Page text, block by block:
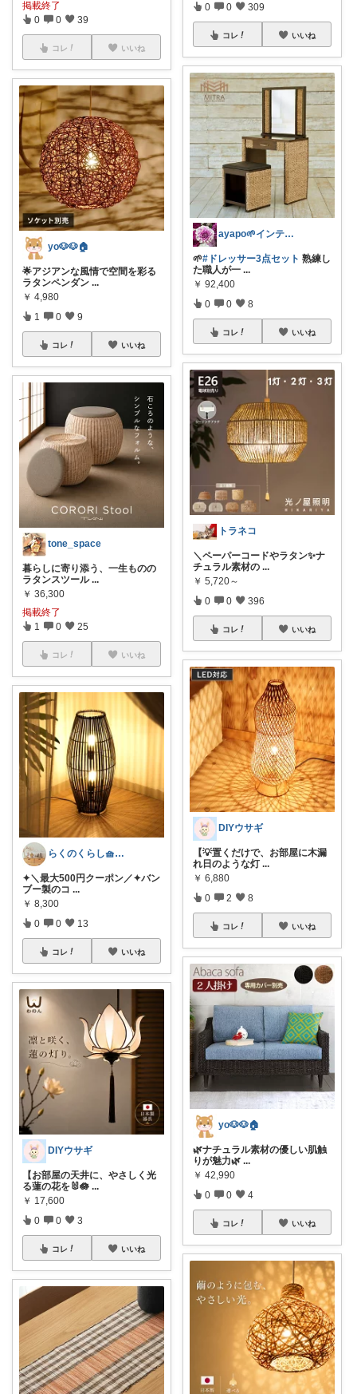
掲載終了
0 0 39
コレ いいね
yo🐶🐶🏠
🌟アジアンな風情で空間を彩る
ラタンペンダン ...
￥ 4,980
1 0 9
コレ いいね
tone_space
暮らしに寄り添う、一生ものの
ラタンスツール ...
￥ 36,300
掲載終了
1 0 25
コレ いいね
らくのくらし🧺手しごとで暮らしを整える
✦＼最大500円クーポン／✦バン
ブー製のコ ...
￥ 8,300
0 0 13
コレ いいね
DIYウサギ
【お部屋の天井に、やさしく光
る蓮の花を🐰🪷 ...
￥ 17,600
0 0 3
コレ いいね
0 0 309
コレ いいね
ayapo🌱インテリア&雑貨
🌱#ドレッサー3点セット 熟練し
た職人が一 ...
￥ 92,400
0 0 8
コレ いいね
トラネコ
＼ペーパーコードやラタン✨ナ
チュラル素材の ...
￥ 5,720～
0 0 396
コレ いいね
DIYウサギ
【💡置くだけで、お部屋に木漏
れ日のような灯 ...
￥ 6,880
0 2 8
コレ いいね
yo🐶🐶🏠
🌿ナチュラル素材の優しい肌触
りが魅力🌿 ...
￥ 42,990
0 0 4
コレ いいね